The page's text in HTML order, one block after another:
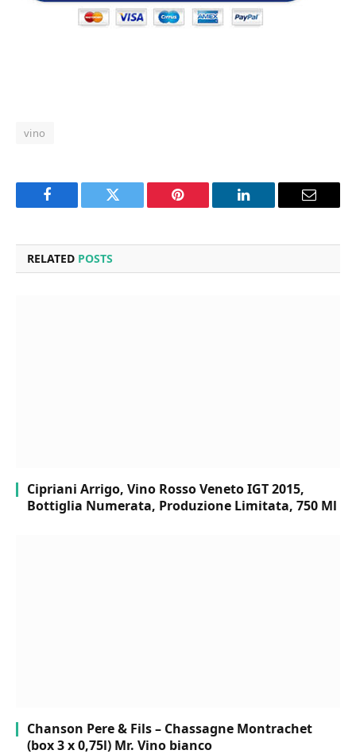
vino
Facebook Twitter Pinterest LinkedIn Email
RELATED POSTS
Cipriani Arrigo, Vino Rosso Veneto IGT 2015,
Bottiglia Numerata, Produzione Limitata, 750 Ml
Chanson Pere & Fils – Chassagne Montrachet
(box 3 x 0,75l) Mr. Vino bianco